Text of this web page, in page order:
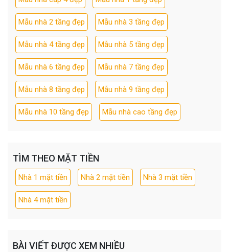
Mẫu nhà 2 tầng đẹp Mẫu nhà 3 tầng đẹp
Mẫu nhà 4 tầng đẹp Mẫu nhà 5 tầng đẹp
Mẫu nhà 6 tầng đẹp Mẫu nhà 7 tầng đẹp
Mẫu nhà 8 tầng đẹp Mẫu nhà 9 tầng đẹp
Mẫu nhà 10 tầng đẹp Mẫu nhà cao tầng đẹp
TÌM THEO MẶT TIỀN
Nhà 1 mặt tiền Nhà 2 mặt tiền Nhà 3 mặt tiền
Nhà 4 mặt tiền
BÀI VIẾT ĐƯỢC XEM NHIỀU